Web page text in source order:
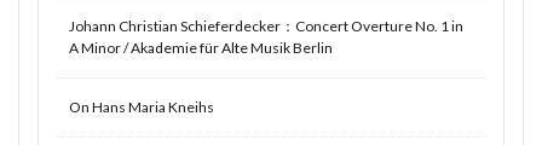
Johann Christian Schieferdecker：Concert Overture No. 1 in
A Minor / Akademie für Alte Musik Berlin
On Hans Maria Kneihs